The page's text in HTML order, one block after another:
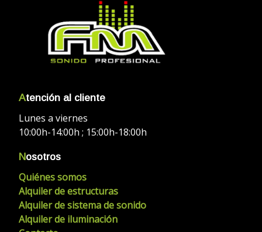
Atención al cliente
Lunes a viernes
10:00h-14:00h ; 15:00h-18:00h
Nosotros
Quiénes somos
Alquiler de estructuras
Alquiler de sistema de sonido
Alquiler de iluminación